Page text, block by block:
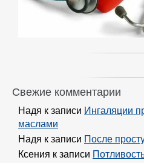
Свежие комментарии
Надя к записи Ингаляции
маслами
Надя к записи После
Ксения к записи